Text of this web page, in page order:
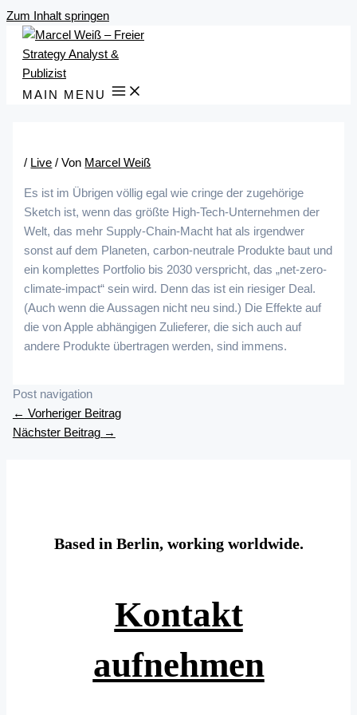
Zum Inhalt springen
MAIN MENU
/ Live / Von Marcel Weiß
Es ist im Übrigen völlig egal wie cringe der zugehörige
Sketch ist, wenn das größte High-Tech-Unternehmen der
Welt, das mehr Supply-Chain-Macht hat als irgendwer
sonst auf dem Planeten, carbon-neutrale Produkte baut und
ein komplettes Portfolio bis 2030 verspricht, das „net-zero-
climate-impact“ sein wird. Denn das ist ein riesiger Deal.
(Auch wenn die Aussagen nicht neu sind.) Die Effekte auf
die von Apple abhängigen Zulieferer, die sich auch auf
andere Produkte übertragen werden, sind immens.
Post navigation
← Vorheriger Beitrag
Nächster Beitrag →
Based in Berlin, working worldwide.
Kontakt
aufnehmen